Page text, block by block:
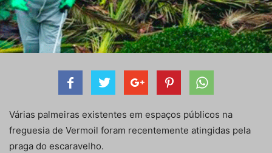
Várias palmeiras existentes em espaços públicos na
freguesia de Vermoil foram recentemente atingidas pela
praga do escaravelho.